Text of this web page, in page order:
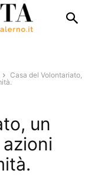
Casa del Volontariato,
un